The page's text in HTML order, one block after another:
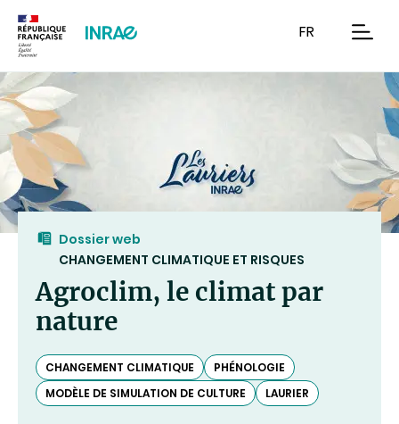
FR
Dossier web
CHANGEMENT CLIMATIQUE ET RISQUES
Agroclim, le climat par
nature
CHANGEMENT CLIMATIQUE
PHÉNOLOGIE
MODÈLE DE SIMULATION DE CULTURE
LAURIER